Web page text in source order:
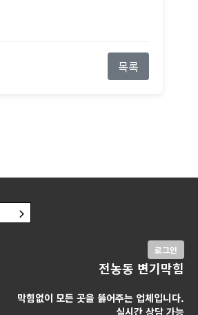
목록
로그인
전농동 변기막힘
막힘없이 모든 곳을 뚫어주는 업체입니다.
실시간 상담 가능